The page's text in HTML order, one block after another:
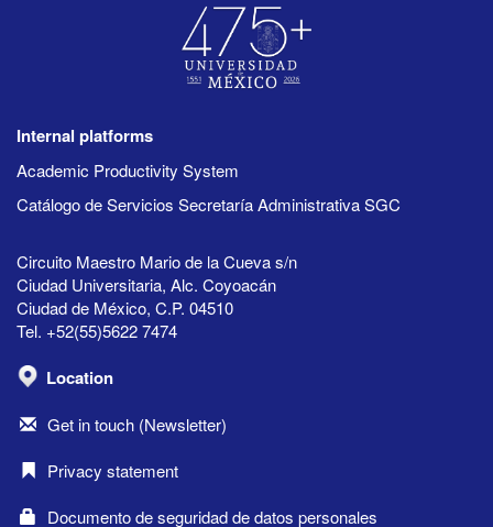
Internal platforms
Academic Productivity System
Catálogo de Servicios Secretaría Administrativa SGC
Circuito Maestro Mario de la Cueva s/n
Ciudad Universitaria, Alc. Coyoacán
Ciudad de México, C.P. 04510
Tel. +52(55)5622 7474
Location
Get in touch (Newsletter)
Privacy statement
Documento de seguridad de datos personales